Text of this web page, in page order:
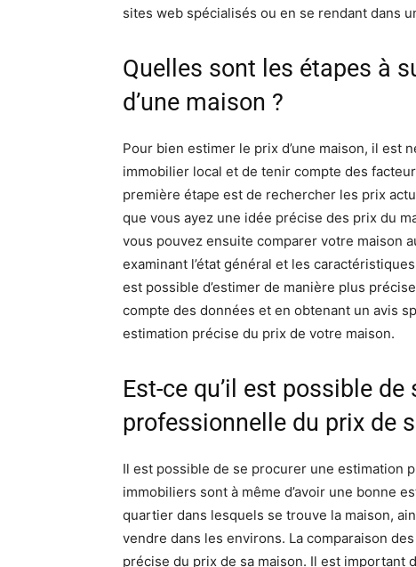
sites web spécialisés ou en se rendant dans
Quelles sont les étapes à
d’une maison ?
Pour bien estimer le prix d’une maison, il est
immobilier local et de tenir compte des
première étape est de rechercher les prix
que vous ayez une idée précise des prix du
vous pouvez ensuite comparer votre maison
examinant l’état général et les
est possible d’estimer de manière plus
compte des données et en obtenant un avis
estimation précise du prix de votre maison.
Est-ce qu’il est possible
professionnelle du prix de
Il est possible de se procurer une estimation
immobiliers sont à même d’avoir une bonne
quartier dans lesquels se trouve la maison,
vendre dans les environs. La comparaison
précise du prix de sa maison. Il est important